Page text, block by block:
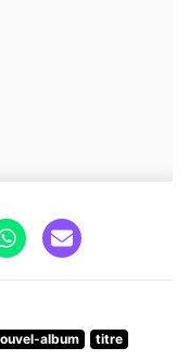
album
titre